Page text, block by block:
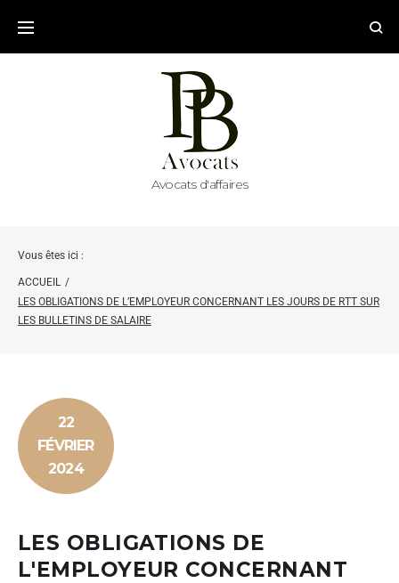
Avocats d'affaires
Vous êtes ici :
ACCUEIL /
LES OBLIGATIONS DE L’EMPLOYEUR CONCERNANT LES JOURS DE RTT SUR
LES BULLETINS DE SALAIRE
22
FÉVRIER
2024
LES OBLIGATIONS DE
L'EMPLOYEUR CONCERNANT